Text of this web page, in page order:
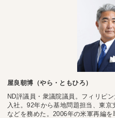
屋良朝博（やら・ともひろ）
ND評議員・衆議院議員。フィリピ
入社。92年から基地問題担当、東
などを務めた。2006年の米軍再編を